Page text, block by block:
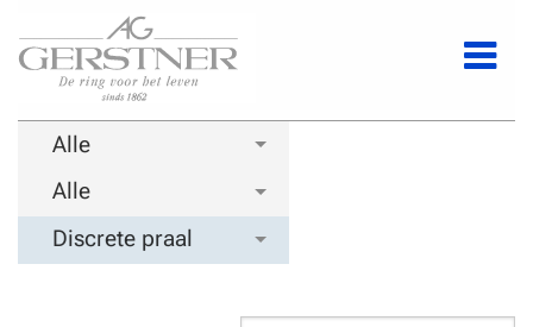
Alle
Alle
Discrete praal